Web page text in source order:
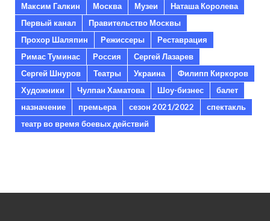
Максим Галкин
Москва Музеи
Наташа Королева
Первый канал
Правительство Москвы
Прохор Шаляпин
Режиссеры
Реставрация
Римас Туминас
Россия
Сергей Лазарев
Сергей Шнуров
Театры Украина
Филипп Киркоров
Художники
Чулпан Хаматова Шоу-бизнес
балет
назначение
премьера сезон 2021/2022
спектакль
театр во время боевых действий